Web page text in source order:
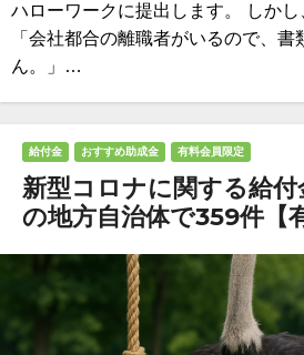
ハローワークに提出します。 しか
「会社都合の離職者がいるので、
ん。」…
給付金 おすすめ助成金 有料会員限定
新型コロナに関する給
の地方自治体で359件【